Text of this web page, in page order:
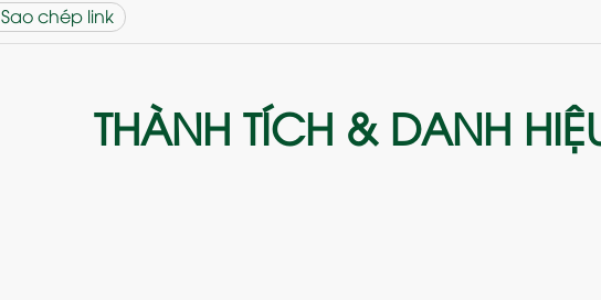
Sao chép link
THÀNH TÍCH & DANH